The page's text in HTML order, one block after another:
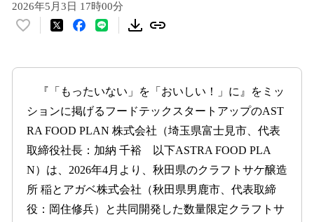
2026年5月3日 17時00分
い
を
読
み
込
み
で
す
『「もったいない」を「おいしい！」に』をミッ
ションに掲げるフードテックスタートアップのAST
RA FOOD PLAN 株式会社（埼玉県富士見市、代表
取締役社長：加納 千裕 以下ASTRA FOOD PLA
N）は、2026年4月より、秋田県のクラフトサケ醸造
所 稲とアガベ株式会社（秋田県男鹿市、代表取締
役：岡住修兵）と共同開発した数量限定クラフトサ